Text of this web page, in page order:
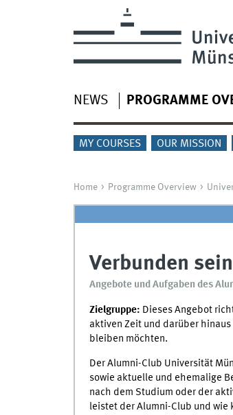
NEWS PROGRAMME
MY COURSES OUR MISSION
Home Programme Overview
Verbunden
Angebote und Aufgaben des
Zielgruppe: Dieses Angebot
aktiven Zeit und darüber
bleiben möchten.
Der Alumni-Club Universität
sowie aktuelle und ehemalige
nach dem Studium oder der
leistet der Alumni-Club und wie